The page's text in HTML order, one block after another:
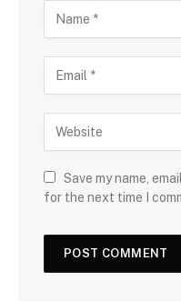
Save my name,
for the next time I